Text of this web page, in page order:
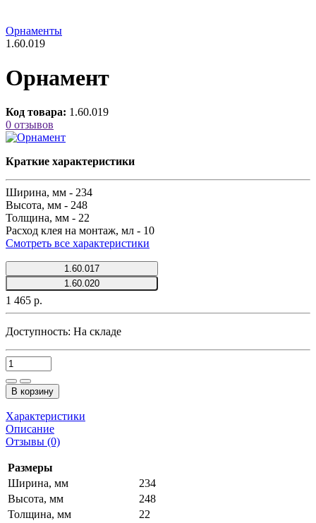
Орнаменты
1.60.019
Орнамент
Код товара: 1.60.019
0 отзывов
Краткие характеристики
Ширина, мм - 234
Высота, мм - 248
Толщина, мм - 22
Расход клея на монтаж, мл - 10
Смотреть все характеристики
1.60.017
1.60.020
1 465 р.
Доступность: На складе
В корзину
Характеристики
Описание
Отзывы (0)
Размеры
Ширина, мм
234
Высота, мм
248
Толщина, мм
22